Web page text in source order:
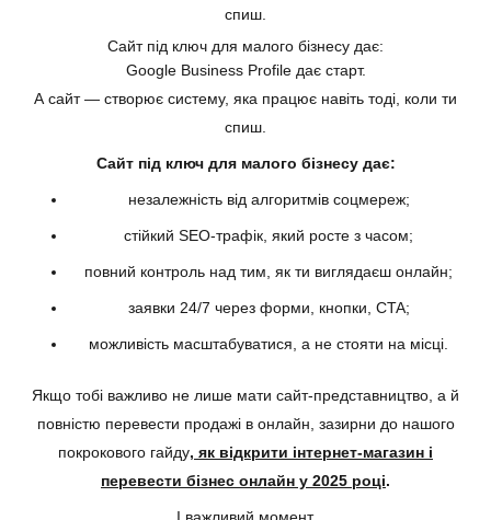
спиш.
Сайт під ключ для малого бізнесу дає:
Google Business Profile дає старт.
А сайт — створює систему, яка працює навіть тоді, коли ти
спиш.
Сайт під ключ для малого бізнесу дає:
незалежність від алгоритмів соцмереж;
стійкий SEO-трафік, який росте з часом;
повний контроль над тим, як ти виглядаєш онлайн;
заявки 24/7 через форми, кнопки, CTA;
можливість масштабуватися, а не стояти на місці.
Якщо тобі важливо не лише мати сайт-представництво, а й
повністю перевести продажі в онлайн, зазирни до нашого
покрокового гайду, як відкрити інтернет-магазин і
перевести бізнес онлайн у 2025 році.
І важливий момент.